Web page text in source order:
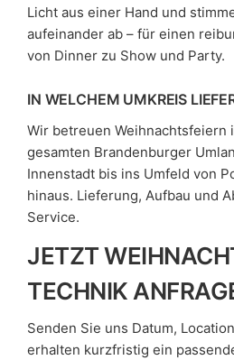
Licht aus einer Hand und
aufeinander ab – für einen
von Dinner zu Show und Party.
IN WELCHEM UMKREIS
Wir betreuen Weihnachtsfeiern
gesamten Brandenburger
Innenstadt bis ins Umfeld von
hinaus. Lieferung, Aufbau und
Service.
JETZT
TECHNIK
Senden Sie uns Datum,
erhalten kurzfristig ein